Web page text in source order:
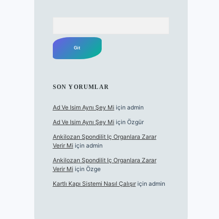
SON YORUMLAR
Ad Ve Isim Aynı Şey Mi için admin
Ad Ve Isim Aynı Şey Mi için Özgür
Ankilozan Spondilit Iç Organlara Zarar
Verir Mi için admin
Ankilozan Spondilit Iç Organlara Zarar
Verir Mi için Özge
Kartlı Kapı Sistemi Nasıl Çalışıriçin admin